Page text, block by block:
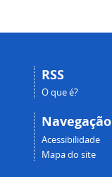
RSS
O que é?
Navegação
Acessibilidade
Mapa do site